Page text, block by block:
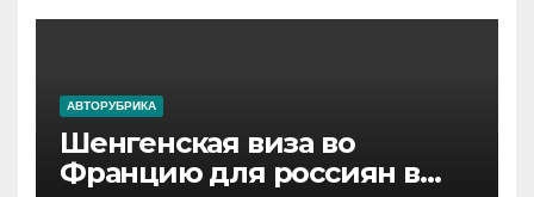
АВТОРУБРИКА
Шенгенская виза во
Францию для россиян в